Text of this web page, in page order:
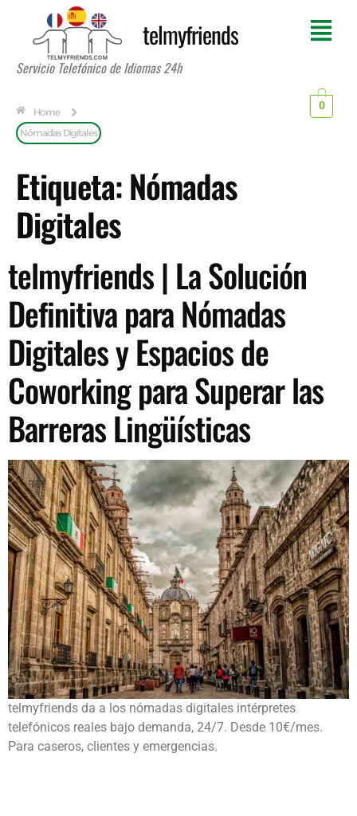
telmyfriends
Servicio Telefónico de Idiomas 24h
Home
Nómadas Digitales
0
Etiqueta:Nómadas
Digitales
telmyfriends | La Solución
Definitiva para Nómadas
Digitales y Espacios de
Coworking para Superar las
Barreras Lingüísticas
telmyfriends da a los nómadas digitales intérpretes
telefónicos reales bajo demanda, 24/7. Desde 10€/mes.
Para caseros, clientes y emergencias.